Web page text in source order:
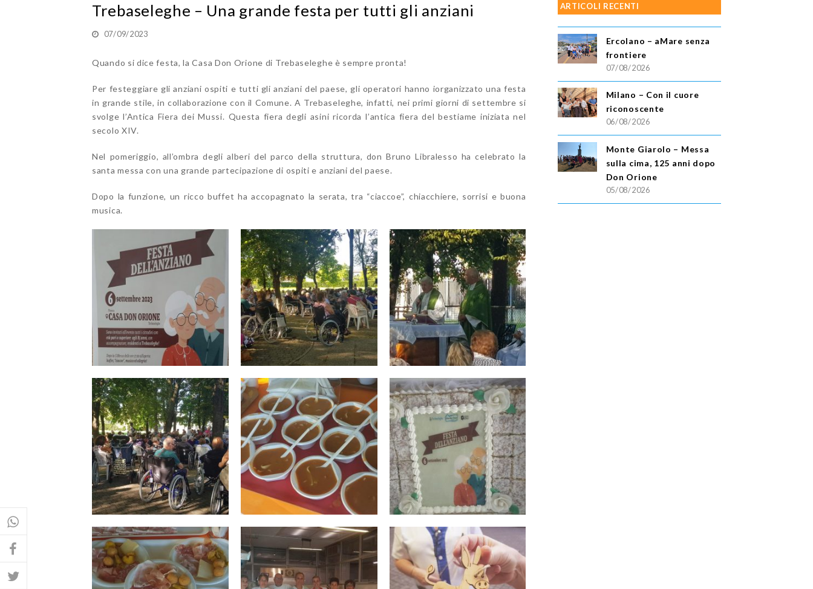
Trebaseleghe – Una grande festa per tutti gli anziani
07/09/2023
Quando si dice festa, la Casa Don Orione di Trebaseleghe è sempre pronta!
Per festeggiare gli anziani ospiti e tutti gli anziani del paese, gli operatori hanno iorganizzato una festa
in grande stile, in collaborazione con il Comune. A Trebaseleghe, infatti, nei primi giorni di settembre si
svolge l’Antica Fiera dei Mussi. Questa fiera degli asini ricorda l’antica fiera del bestiame iniziata nel
secolo XIV.
Nel pomeriggio, all’ombra degli alberi del parco della struttura, don Bruno Libralesso ha celebrato la
santa messa con una grande partecipazione di ospiti e anziani del paese.
Dopo la funzione, un ricco buffet ha accopagnato la serata, tra “ciaccoe”, chiacchiere, sorrisi e buona
musica.
ARTICOLI RECENTI
Ercolano – aMare senza
frontiere
07/08/2026
Milano – Con il cuore
riconoscente
06/08/2026
Monte Giarolo – Messa
sulla cima, 125 anni dopo
Don Orione
05/08/2026